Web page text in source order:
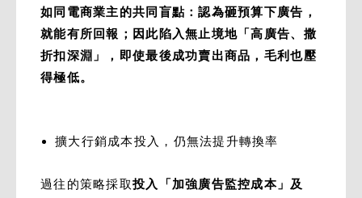
如同電商業主的共同盲點：認為砸預算下廣告，
就能有所回報；因此陷入無止境地「高廣告、撒
折扣深淵」，即使最後成功賣出商品，毛利也壓
得極低。
擴大行銷成本投入，仍無法提升轉換率
過往的策略採取投入「加強廣告監控成本」及